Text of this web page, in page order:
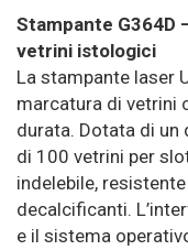
Stampante G364D
vetrini istologici
La stampante laser
marcatura di vetrini
durata. Dotata di
di 100 vetrini per
indelebile,
decalcificanti.
e il sistema